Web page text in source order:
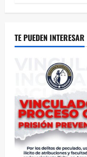
TE PUEDEN INTERESAR